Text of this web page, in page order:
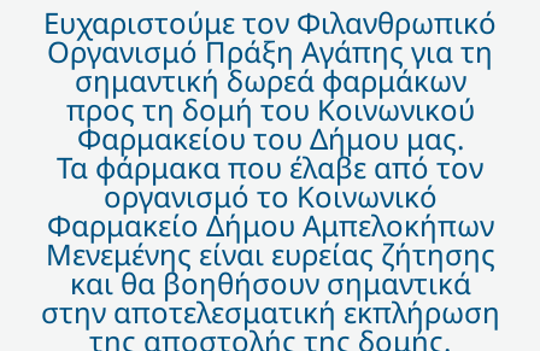
Ευχαριστούμε τον Φιλανθρωπικό
Οργανισμό Πράξη Αγάπης για τη
σημαντική δωρεά φαρμάκων
προς τη δομή του Κοινωνικού
Φαρμακείου του Δήμου μας.
Τα φάρμακα που έλαβε από τον
οργανισμό το Κοινωνικό
Φαρμακείο Δήμου Αμπελοκήπων
Μενεμένης είναι ευρείας ζήτησης
και θα βοηθήσουν σημαντικά
στην αποτελεσματική εκπλήρωση
της αποστολής της δομής.